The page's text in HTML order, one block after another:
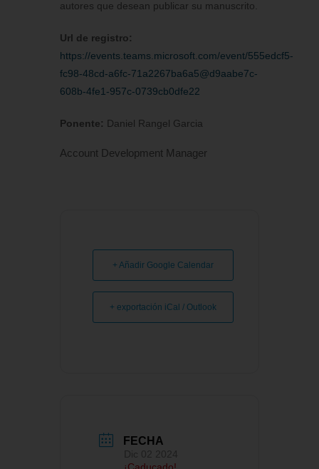
autores que desean publicar su manuscrito.
Url de registro:
https://events.teams.microsoft.com/event/555edcf5-
fc98-48cd-a6fc-71a2267ba6a5@d9aabe7c-
608b-4fe1-957c-0739cb0dfe22
Ponente: Daniel Rangel Garcia
Account Development Manager
+ Añadir Google Calendar
+ exportación iCal / Outlook
FECHA